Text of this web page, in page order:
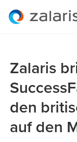
Zalaris
den
auf den